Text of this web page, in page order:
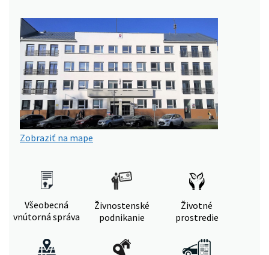
Zobraziť na mape
Všeobecná
vnútorná správa
Živnostenské
podnikanie
Životné
prostredie